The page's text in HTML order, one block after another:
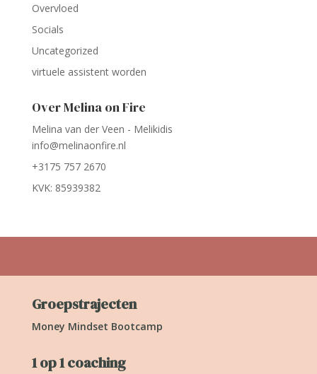
Overvloed
Socials
Uncategorized
virtuele assistent worden
Over Melina on Fire
Melina van der Veen - Melikidis
info@melinaonfire.nl
+3175 757 2670
KVK: 85939382
Groepstrajecten
Money Mindset Bootcamp
1 op 1 coaching